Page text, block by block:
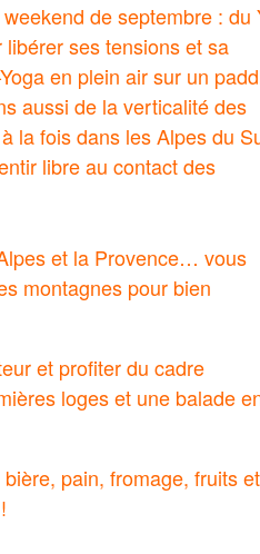
de septembre : du
ses tensions et sa
en plein air sur un
aussi de la verticalité des
la fois dans les Alpes du
libre au contact des
et la Provence… vous
montagnes pour bien
et profiter du cadre
loges et une balade
pain, fromage, fruits et